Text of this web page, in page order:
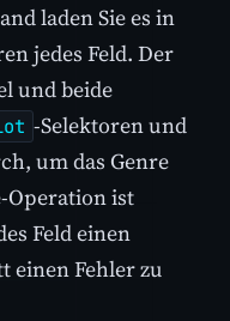
laden Sie es in
jedes Feld. Der
und beide
-Selektoren und
um das Genre
Operation ist
Feld einen
einen Fehler zu